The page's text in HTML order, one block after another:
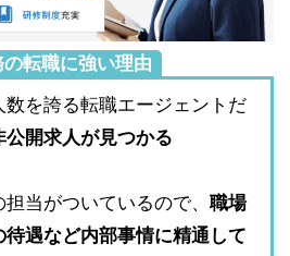
転職に強い理由
数を誇る転職エージェントだ
公開求人が見つかる
当がついているので、 職場
遇など内部事情に精通して